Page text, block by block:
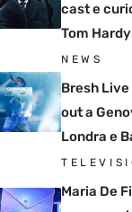
cast e
Tom Hardy
NEWS
Bresh
out a
Londra e
Maria De